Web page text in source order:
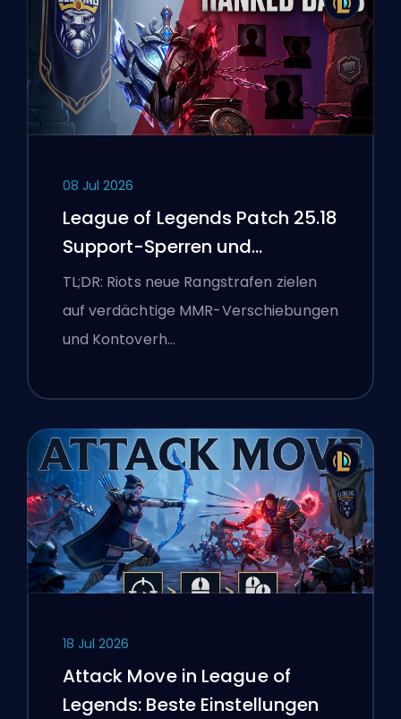
08 Jul 2026
League of Legends Patch 25.18
Support-Sperren und
Boosting-Flaggen
TL;DR: Riots neue Rangstrafen zielen
auf verdächtige MMR-Verschiebungen
und Kontoverh…
18 Jul 2026
Attack Move in League of
Legends: Beste Einstellungen